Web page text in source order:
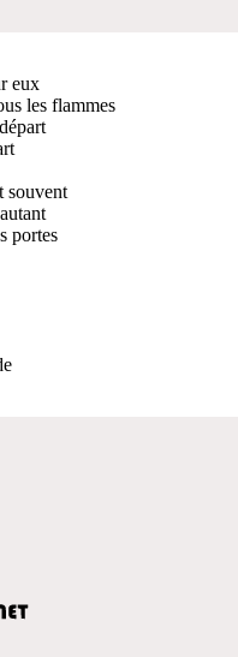
eux
les flammes
souvent
portes